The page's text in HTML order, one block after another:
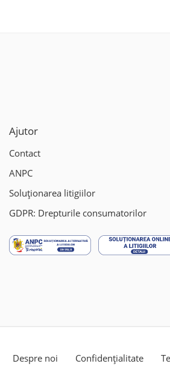
Ajutor
Contact
ANPC
Soluționarea litigiilor
GDPR: Drepturile consumatorilor
Despre noi Confidențialitate